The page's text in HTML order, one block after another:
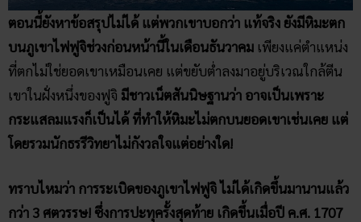
ตอนนี้ยังหาข้อสรุปไม่ได้ แต่พวกเขาบอกว่า แท้จริง ยังมีหิมะตก
บนภูเขาไฟฟูจิช่วงก่อนหน้านี้ในเดือนธันวาคม เพียงแค่ตำแหน่ง
ที่ตกไม่ใช่ยอดเขาเหมือนเคย แต่ขยับต่ำลงมาอยู่บริเวณใกล้ตีน
เขาในฝั่งหนึ่งของฟูจิ มีชาวเน็ตสันนิษฐานว่า อาจเป็นเพราะ
กระแสลมแรงก็เป็นได้ ที่ทำให้หิมะไม่ตกบนยอดเขาเช่นเคย แต่
โดยรวมนักธรรีวิทยาไม่กังวลใจแต่อย่างใด!
ทราบไหมว่า การระเบิดของภูเขาไฟฟูจิ ไม่ได้เกิดขึ้นมานานแล้ว
กว่า 3 ศตวรรษ! ซึ่งการปะทุครั้งสุดท้าย เกิดขึ้นเมื่อปี ค.ศ. 1707